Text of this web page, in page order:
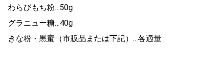
わらびもち粉…50g
グラニュー糖…40g
きな粉・黒蜜（市販品または下記）…各適量